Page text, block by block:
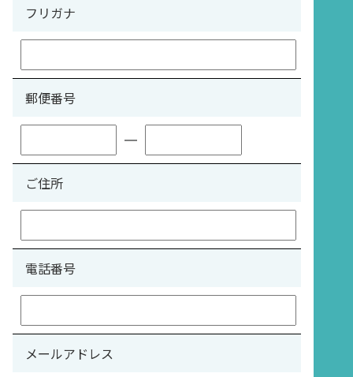
フリガナ
郵便番号
ご住所
電話番号
メールアドレス